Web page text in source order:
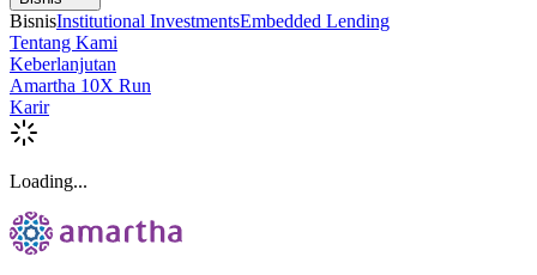
BisnisInstitutional InvestmentsEmbedded Lending
Tentang Kami
Keberlanjutan
Amartha 10X Run
Karir
Loading...